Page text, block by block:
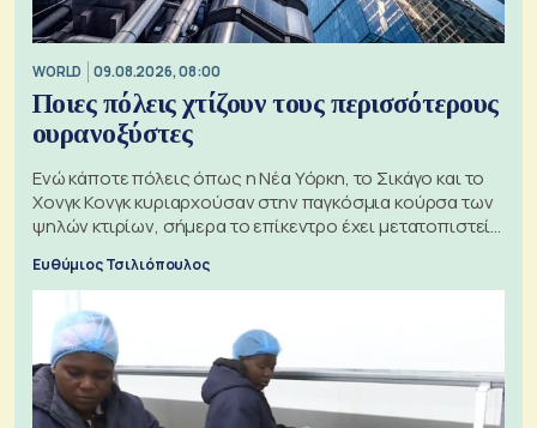
WORLD 09.08.2026, 08:00
Ποιες πόλεις χτίζουν τους περισσότερους
ουρανοξύστες
Ενώ κάποτε πόλεις όπως η Νέα Υόρκη, το Σικάγο και το
Χονγκ Κονγκ κυριαρχούσαν στην παγκόσμια κούρσα των
ψηλών κτιρίων, σήμερα το επίκεντρο έχει μετατοπιστεί
Ευθύμιος Τσιλιόπουλος